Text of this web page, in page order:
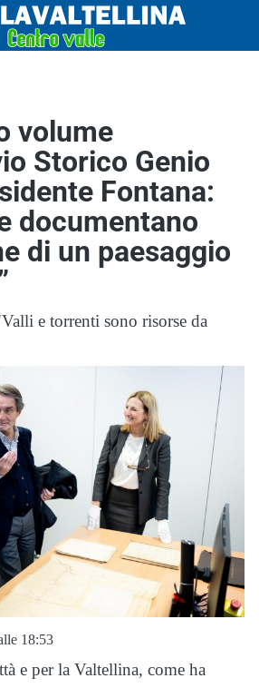
volume
Storico Genio
Fontana:
documentano
di un paesaggio
e torrenti sono risorse da
18:53
e per la Valtellina, come ha